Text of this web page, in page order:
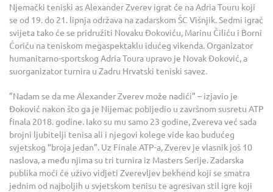
Njemački teniski as Alexander Zverev igrat će na Adria Touru koji
se od 19. do 21. lipnja održava na zadarskom ŠC Višnjik. Sedmi igrač
svijeta tako će se pridružiti Novaku Đokoviću, Marinu Čiliću i Borni
Ćoriću na teniskom megaspektaklu idućeg vikenda. Organizator
humanitarno-sportskog Adria Toura upravo je Novak Đoković, a
suorganizator turnira u Zadru Hrvatski teniski savez.
”Nadam se da me Alexander Zverev može nadići” – izjavio je
Đoković nakon što ga je Nijemac pobijedio u završnom susretu ATP
finala 2018. godine. Iako su mu samo 23 godine, Zvereva već sada
brojni ljubitelji tenisa ali i njegovi kolege vide kao budućeg
svjetskog “broja jedan”. Uz Finale ATP-a, Zverev je vlasnik još 10
naslova, a među njima su tri turnira iz Masters Serije. Zadarska
publika moći će uživo vidjeti Zverevljev bekhend koji se smatra
jednim od najboljih u svjetskom tenisu te agresivan stil igre koji